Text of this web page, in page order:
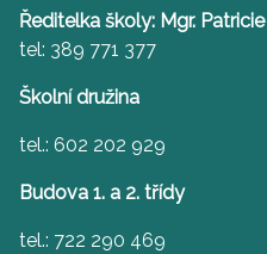
Ředitelka školy: Mgr.
tel: 389 771 377
Školní družina
tel.: 602 202 929
Budova 1. a 2. třídy
tel.: 722 290 469